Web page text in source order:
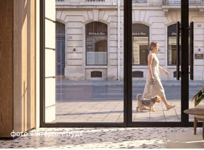
фото«Інтергал-Буд»